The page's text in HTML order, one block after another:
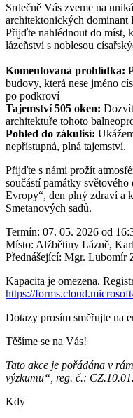
Srdečně Vás zveme na
architektonických
Přijďte nahlédnout do míst,
lázeňství s noblesou
Komentovaná prohlídka:
budovy, která nese jméno
po podkroví
Tajemství 505 oken:
architektuře tohoto
Pohled do zákulisí:
nepřístupná, plná tajemství.
Přijďte s námi prožít
součástí památky světového
Evropy“, den plný zdraví a
Smetanových sadů.
Termín: 07. 05. 2026 od
Místo: Alžbětiny Lázně,
Přednášející: Mgr. Lubomír
Kapacita je omezena.
https://
Dotazy prosím směřujte na
Těšíme se na Vás!
Tato akce je pořádána v
výzkumu“, reg. č.:
Kdy